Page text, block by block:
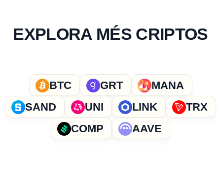
EXPLORA MÉS CRIPTOS
BTC GRT
MANA
SAND
UNI LINK
TRX
COMP
AAVE